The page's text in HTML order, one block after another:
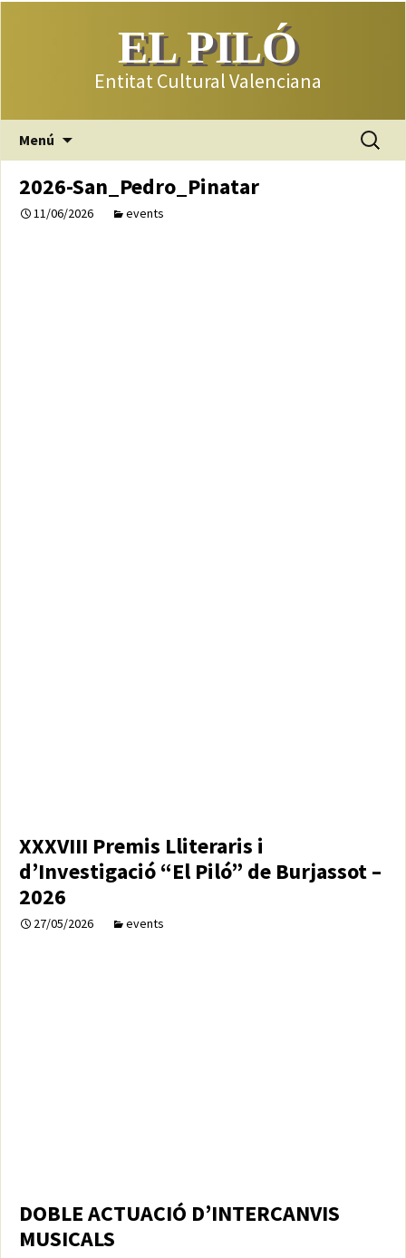
EL PILÓ
Entitat Cultural Valenciana
Menú Buscar:
2026-San_Pedro_Pinatar
11/06/2026 events
XXXVIII Premis Lliteraris i
d’Investigació “El Piló” de Burjassot –
2026
27/05/2026 events
DOBLE ACTUACIÓ D’INTERCANVIS
MUSICALS